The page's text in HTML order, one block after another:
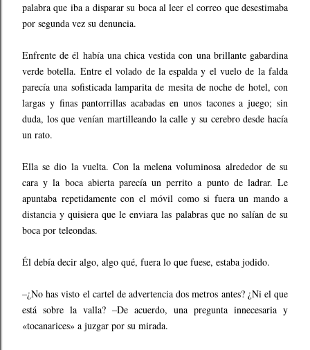
palabra que iba a disparar su boca al leer el correo que desestimaba
por segunda vez su denuncia.
Enfrente de él había una chica vestida con una brillante gabardina
verde botella. Entre el volado de la espalda y el vuelo de la falda
parecía una sofisticada lamparita de mesita de noche de hotel, con
largas y finas pantorrillas acabadas en unos tacones a juego; sin
duda, los que venían martilleando la calle y su cerebro desde hacía
un rato.
Ella se dio la vuelta. Con la melena voluminosa alrededor de su
cara y la boca abierta parecía un perrito a punto de ladrar. Le
apuntaba repetidamente con el móvil como si fuera un mando a
distancia y quisiera que le enviara las palabras que no salían de su
boca por teleondas.
Él debía decir algo, algo qué, fuera lo que fuese, estaba jodido.
–¿No has visto el cartel de advertencia dos metros antes? ¿Ni el que
está sobre la valla? –De acuerdo, una pregunta innecesaria y
«tocanarices» a juzgar por su mirada.